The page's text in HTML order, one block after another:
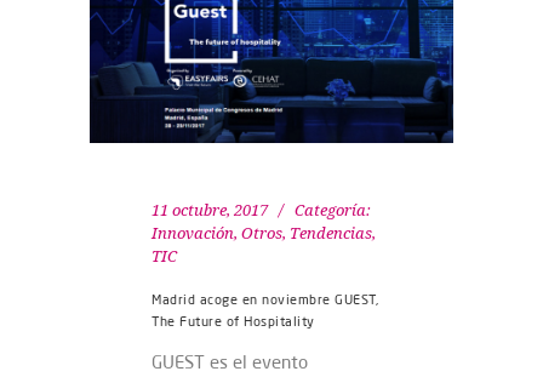
11 octubre, 2017
Categoría:
Innovación, Otros, Tendencias,
TIC
Madrid acoge en noviembre GUEST,
The Future of Hospitality
GUEST es el evento